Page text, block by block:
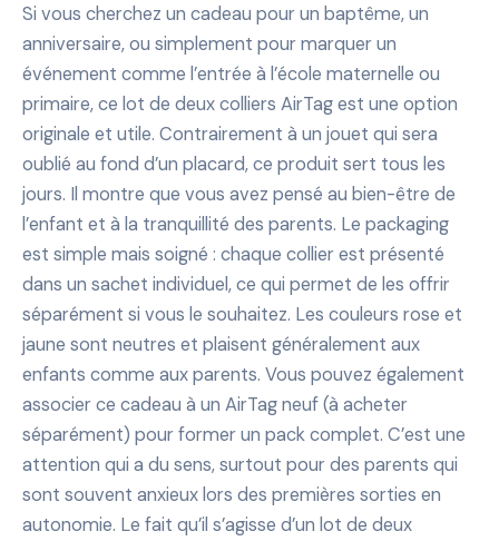
Si vous cherchez un cadeau pour un baptême, un
anniversaire, ou simplement pour marquer un
événement comme l’entrée à l’école maternelle ou
primaire, ce lot de deux colliers AirTag est une option
originale et utile. Contrairement à un jouet qui sera
oublié au fond d’un placard, ce produit sert tous les
jours. Il montre que vous avez pensé au bien-être de
l’enfant et à la tranquillité des parents. Le packaging
est simple mais soigné : chaque collier est présenté
dans un sachet individuel, ce qui permet de les offrir
séparément si vous le souhaitez. Les couleurs rose et
jaune sont neutres et plaisent généralement aux
enfants comme aux parents. Vous pouvez également
associer ce cadeau à un AirTag neuf (à acheter
séparément) pour former un pack complet. C’est une
attention qui a du sens, surtout pour des parents qui
sont souvent anxieux lors des premières sorties en
autonomie. Le fait qu’il s’agisse d’un lot de deux